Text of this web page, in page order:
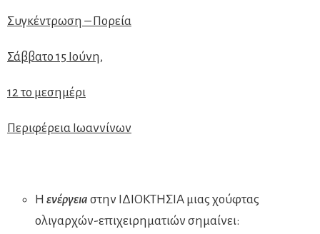
Συγκέντρωση – Πορεία
Σάββατο 15 Ιούνη,
12 το μεσημέρι
Περιφέρεια Ιωαννίνων
Ηενέργεια στην ΙΔΙΟΚΤΗΣΙΑ μιας χούφτας
ολιγαρχών-επιχειρηματιών σημαίνει: